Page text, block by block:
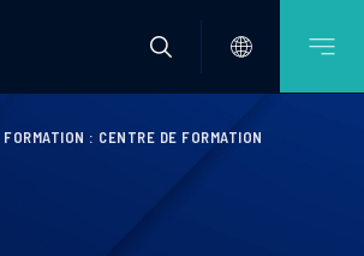
: CENTRE DE FORMATION